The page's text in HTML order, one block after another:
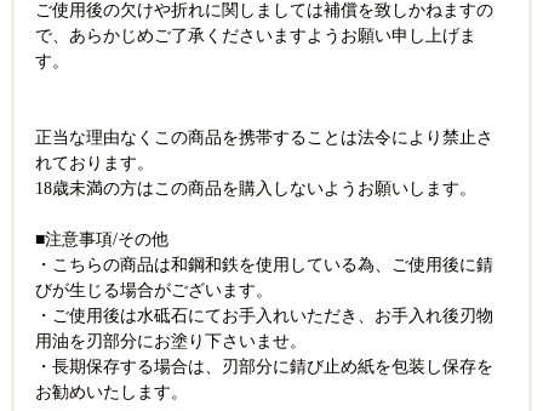
ご使用後の欠けや折れに関しましては補償を致しかねますの
で、あらかじめご了承くださいますようお願い申し上げま
す。
正当な理由なくこの商品を携帯することは法令により禁止さ
れております。
18歳未満の方はこの商品を購入しないようお願いします。
■注意事項/その他
・こちらの商品は和鋼和鉄を使用している為、ご使用後に錆
びが生じる場合がございます。
・ご使用後は水砥石にてお手入れいただき、お手入れ後刃物
用油を刃部分にお塗り下さいませ。
・長期保存する場合は、刃部分に錆び止め紙を包装し保存を
お勧めいたします。